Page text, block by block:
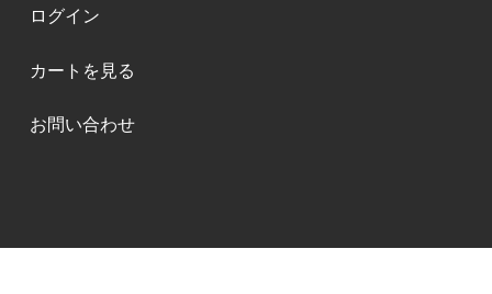
ログイン
カートを見る
お問い合わせ